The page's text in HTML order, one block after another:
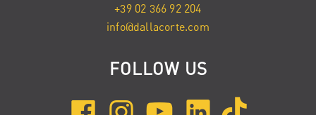
+39 02 366 92 204
info@dallacorte.com
FOLLOW US